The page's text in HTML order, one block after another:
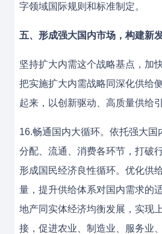
字领域国际规则和标准制定。
五、形成强大国内市场，构建新
坚持扩大内需这个战略基点，加
把实施扩大内需战略同深化供给
起来，以创新驱动、高质量供给
16.畅通国内大循环。依托强大国
分配、流通、消费各环节，打破
形成国民经济良性循环。优化供
量，提升供给体系对国内需求的
地产同实体经济均衡发展，实现
接，促进农业、制造业、服务业